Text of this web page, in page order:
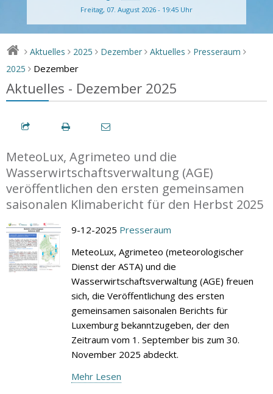
Freitag, 07. August 2026 - 19:45 Uhr
> Aktuelles > 2025 > Dezember > Aktuelles > Presseraum >
2025 > Dezember
Aktuelles - Dezember 2025
MeteoLux, Agrimeteo und die
Wasserwirtschaftsverwaltung (AGE)
veröffentlichen den ersten gemeinsamen
saisonalen Klimabericht für den Herbst 2025
9-12-2025 Presseraum
MeteoLux, Agrimeteo (meteorologischer
Dienst der ASTA) und die
Wasserwirtschaftsverwaltung (AGE) freuen
sich, die Veröffentlichung des ersten
gemeinsamen saisonalen Berichts für
Luxemburg bekanntzugeben, der den
Zeitraum vom 1. September bis zum 30.
November 2025 abdeckt.
Mehr Lesen